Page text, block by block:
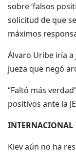
sobre ‘falsos
solicitud de que
máximos
Álvaro Uribe iría
jueza que negó
“Faltó más
positivos ante la
INTERNACIONAL
Kiev aún no ha